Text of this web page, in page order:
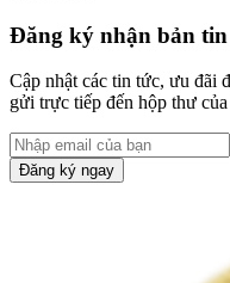
Đăng ký nhận bản tin
Cập nhật các tin tức, ưu đãi
gửi trực tiếp đến hộp thư của
Đăng ký ngay